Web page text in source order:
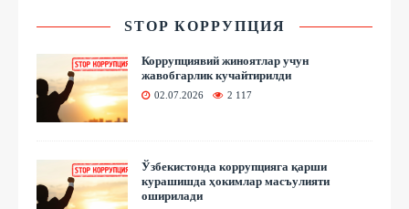
STOP КОРРУПЦИЯ
Коррупциявий жиноятлар учун
жавобгарлик кучайтирилди
02.07.2026 2 117
Ўзбекистонда коррупцияга қарши
курашишда ҳокимлар масъулияти
оширилади